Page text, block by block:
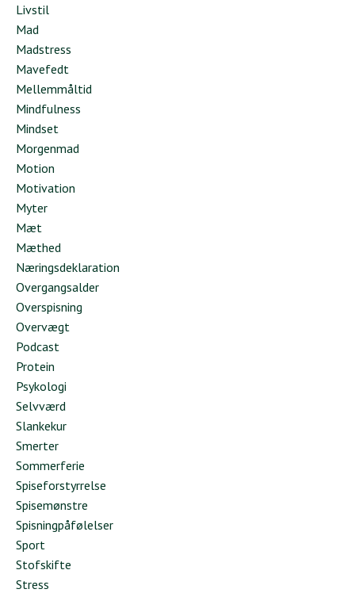
Livstil
Mad
Madstress
Mavefedt
Mellemmåltid
Mindfulness
Mindset
Morgenmad
Motion
Motivation
Myter
Mæt
Mæthed
Næringsdeklaration
Overgangsalder
Overspisning
Overvægt
Podcast
Protein
Psykologi
Selvværd
Slankekur
Smerter
Sommerferie
Spiseforstyrrelse
Spisemønstre
Spisningpåfølelser
Sport
Stofskifte
Stress